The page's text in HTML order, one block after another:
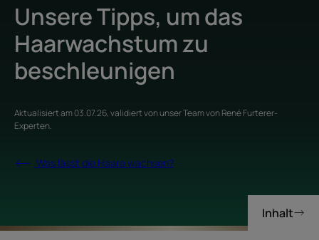
Unsere Tipps, um das
Haarwachstum zu
beschleunigen
Aktualisiert am03.07.26, validiert vonunser Team von René Furterer-
Experten.
Was lässt die Haare wachsen?
Inhalt